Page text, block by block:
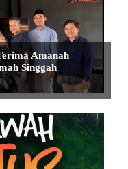
Amanah
Singgah